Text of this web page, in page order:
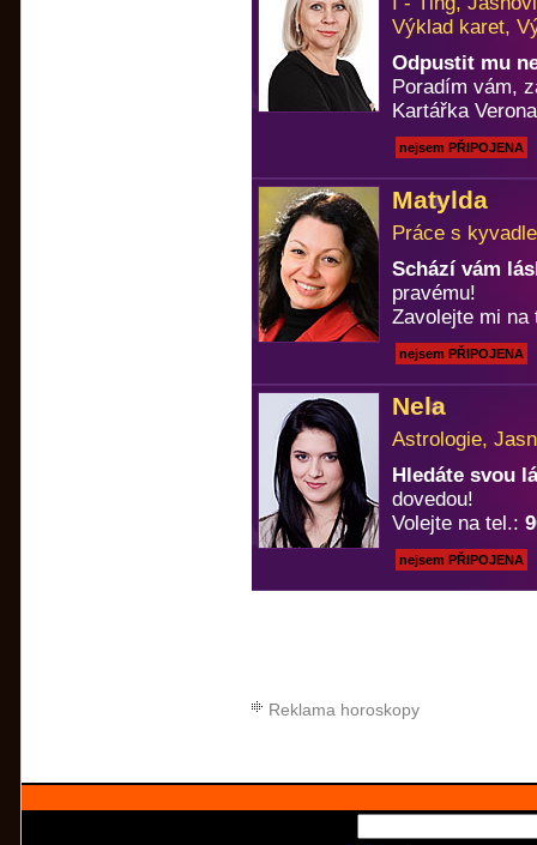
Výklad karet,
Odpustit mu
Poradím vám,
Kartářka Verona
nejsem PŘIPOJENA
Matylda
Práce s
Schází vám
pravému!
Zavolejte mi
nejsem PŘIPOJENA
Nela
Astrologie,
Hledáte svou
dovedou!
Volejte na tel.:
nejsem PŘIPOJENA
Reklama horoskopy